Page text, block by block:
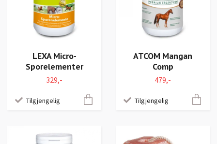
LEXA Micro-
Sporelementer
329,-
Tilgjengelig
ATCOM Mangan
Comp
479,-
Tilgjengelig